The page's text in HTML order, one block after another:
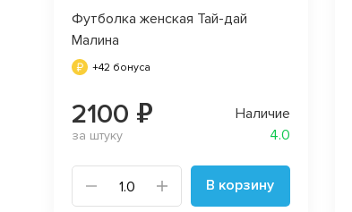
Футболка женская Тай-дай
Малина
+42 бонуса
2100 ₽
за штуку
Наличие
4.0
В корзину